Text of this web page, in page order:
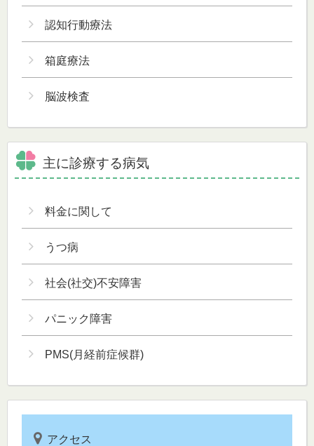
認知行動療法
箱庭療法
脳波検査
主に診療する病気
料金に関して
うつ病
社会(社交)不安障害
パニック障害
PMS(月経前症候群)
アクセス